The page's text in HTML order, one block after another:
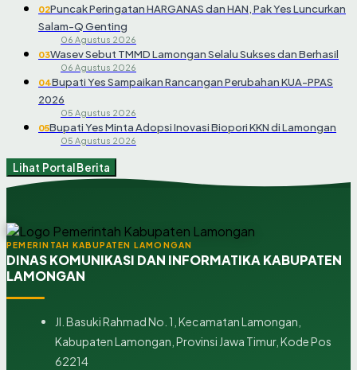
02Puncak Peringatan HARGANAS dan HAN, Pak Yes Luncurkan
Salam-Q Genting
06 Agustus 2026
03Wasev Sebut TMMD Lamongan Selalu Sukses dan Berhasil
06 Agustus 2026
04Bupati Yes Sampaikan Rancangan Perubahan KUA-PPAS
2026
05 Agustus 2026
05Bupati Yes Minta Adopsi Inovasi Biopori KKN di Lamongan
05 Agustus 2026
Lihat Portal Berita
PEMERINTAH KABUPATEN LAMONGAN
DINAS KOMUNIKASI DAN INFORMATIKA KABUPATEN
LAMONGAN
Jl. Basuki Rahmad No. 1, Kecamatan Lamongan,
Kabupaten Lamongan, Provinsi Jawa Timur, Kode Pos
62214